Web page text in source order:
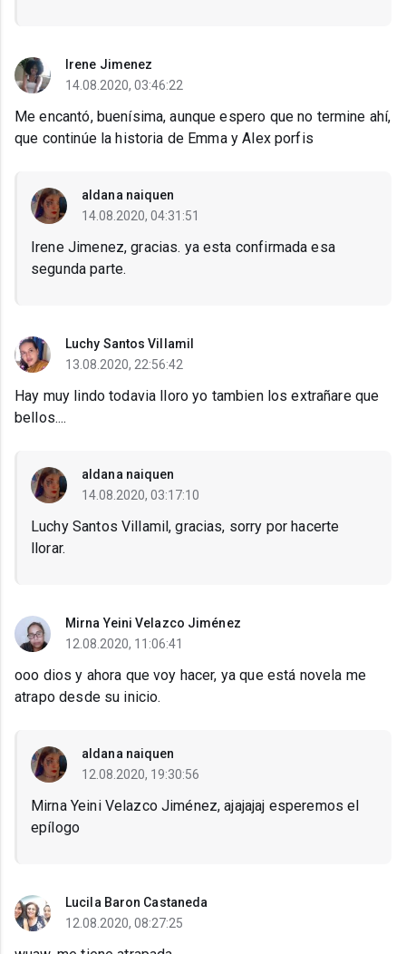
Irene Jimenez
14.08.2020, 03:46:22
Me encantó, buenísima, aunque espero que no termine ahí,
que continúe la historia de Emma y Alex porfis
aldana naiquen
14.08.2020, 04:31:51
Irene Jimenez, gracias. ya esta confirmada esa
segunda parte.
Luchy Santos Villamil
13.08.2020, 22:56:42
Hay muy lindo todavia lloro yo tambien los extrañare que
bellos....
aldana naiquen
14.08.2020, 03:17:10
Luchy Santos Villamil, gracias, sorry por hacerte
llorar.
Mirna Yeini Velazco Jiménez
12.08.2020, 11:06:41
ooo dios y ahora que voy hacer, ya que está novela me
atrapo desde su inicio.
aldana naiquen
12.08.2020, 19:30:56
Mirna Yeini Velazco Jiménez, ajajajaj esperemos el
epílogo
Lucila Baron Castaneda
12.08.2020, 08:27:25